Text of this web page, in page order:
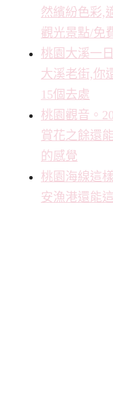
然繽紛色彩,
觀光景點/免
桃園大溪一
大溪老街,你
15個去處
桃園觀音。
賞花之餘還
的感覺
桃園海線這
安漁港還能